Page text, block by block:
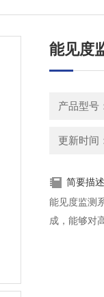
能见度
产品型号
更新时间
简要描述
能见度监测
成，能够对